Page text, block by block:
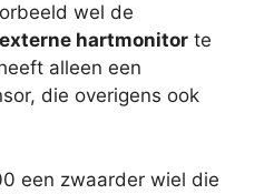
wel de
externe hartmonitor te
alleen een
die overigens ook
een zwaarder wiel die